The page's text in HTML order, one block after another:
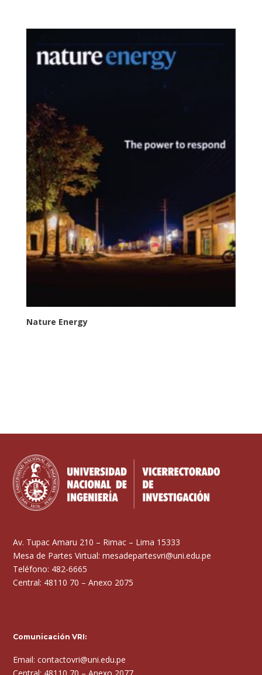
Nature Energy
Av. Tupac Amaru 210 – Rimac – Lima 15333
Mesa de Partes Virtual: mesadepartesvri@uni.edu.pe
Teléfono: 482-6665
Central: 48110 70 – Anexo 2075
Comunicación VRI:
Email: contactovri@uni.edu.pe